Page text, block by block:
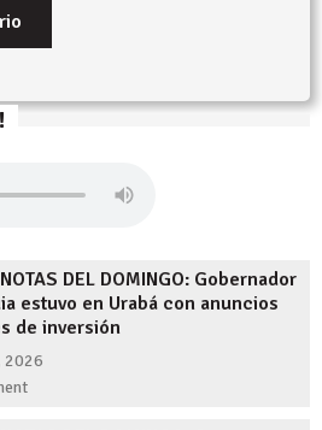
DEL DOMINGO: Gobernador
estuvo en Urabá con anuncios
de inversión
2026